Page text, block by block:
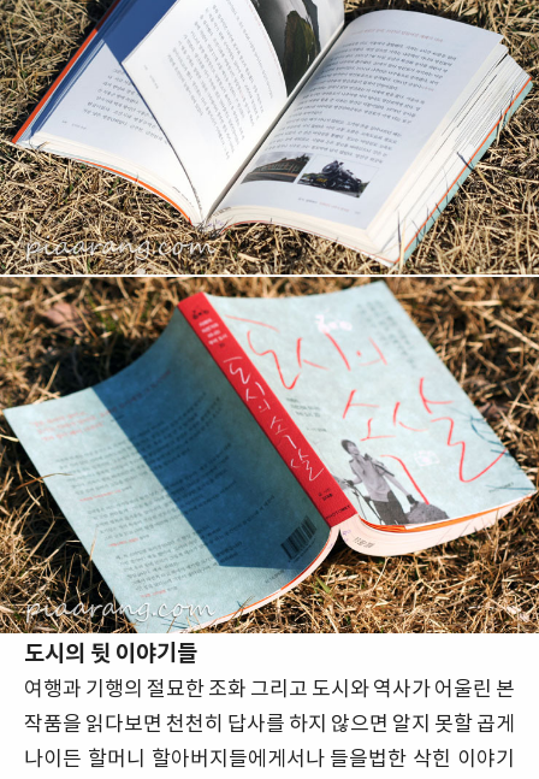
도시의 뒷 이야기들
여행과 기행의 절묘한 조화 그리고 도시와 역사가 어울린 본
작품을 읽다보면 천천히 답사를 하지 않으면 알지 못할 곱게
나이든 할머니 할아버지들에게서나 들을법한 삭힌 이야기